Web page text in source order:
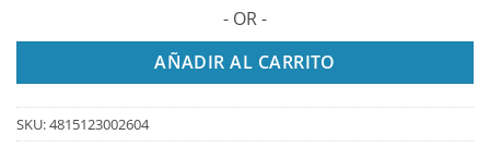
- OR -
AÑADIR AL CARRITO
SKU:4815123002604